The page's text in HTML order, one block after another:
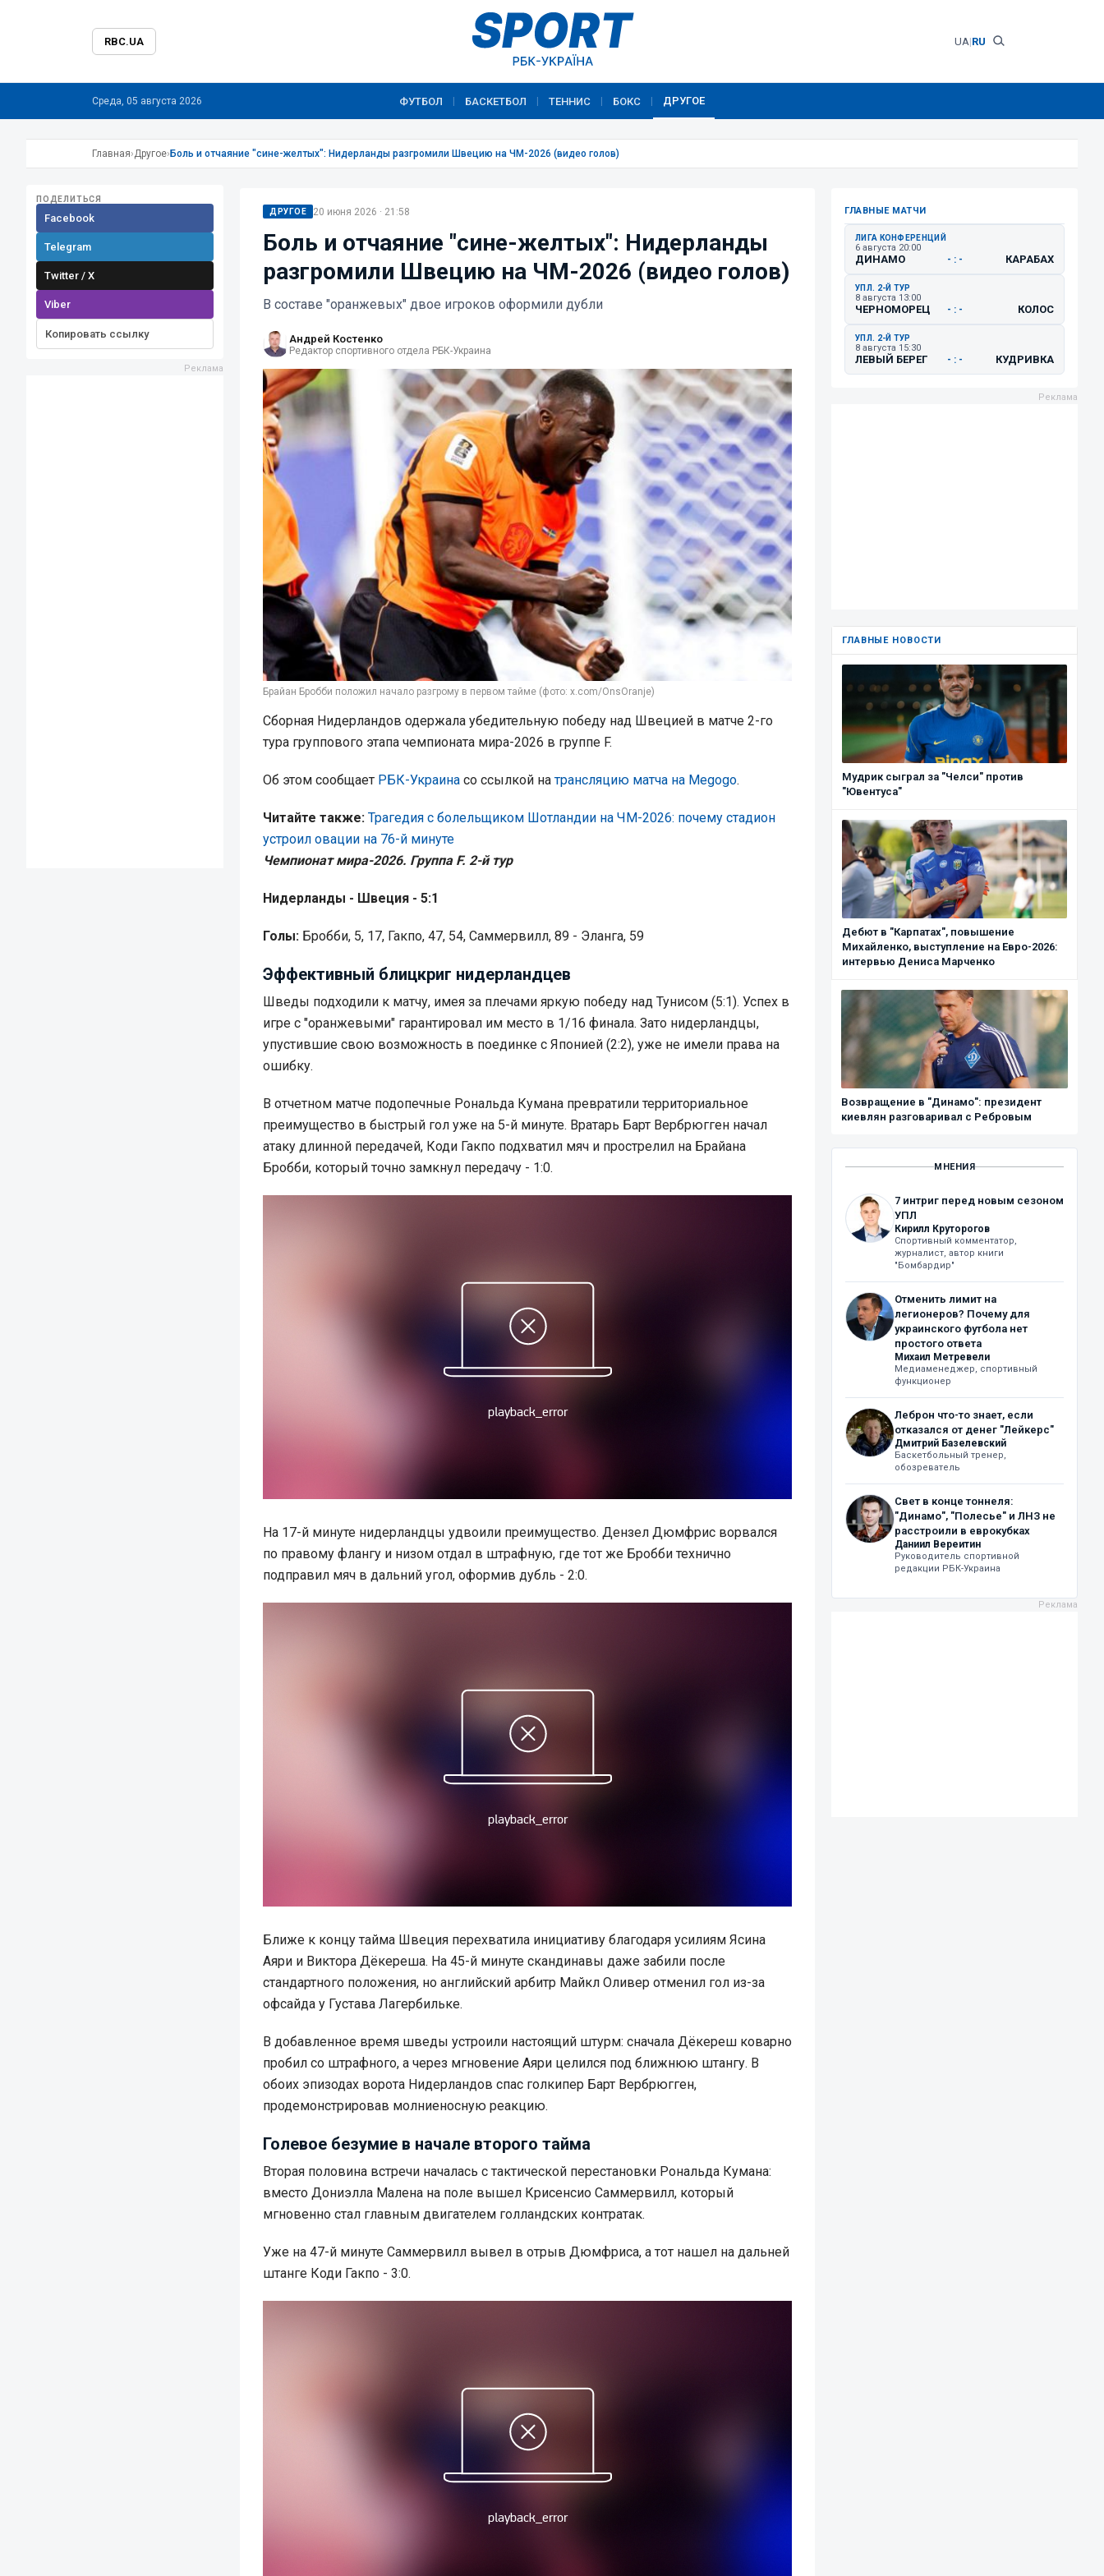
RBC.UA UA|RU
Среда, 05 августа 2026 ФУТБОЛ БАСКЕТБОЛ ТЕННИС БОКС ДРУГОЕ
Главная›Другое› Боль и отчаяние "сине-желтых": Нидерланды разгромили Швецию на ЧМ-2026 (видео голов)
ПОДЕЛИТЬСЯ
Facebook
Telegram
Twitter / X
Viber
Копировать ссылку
ДРУГОЕ 20 июня 2026 · 21:58
Боль и отчаяние "сине-желтых": Нидерланды
разгромили Швецию на ЧМ-2026 (видео голов)
В составе "оранжевых" двое игроков оформили дубли
Андрей Костенко
Редактор спортивного отдела РБК-Украина
Брайан Бробби положил начало разгрому в первом тайме (фото: x.com/OnsOranje)
Сборная Нидерландов одержала убедительную победу над Швецией в матче 2-го
тура группового этапа чемпионата мира-2026 в группе F.
Об этом сообщает РБК-Украина со ссылкой натрансляцию матча на Megogo.
Читайте также: Трагедия с болельщиком Шотландии на ЧМ-2026: почему стадион
устроил овации на 76-й минуте
Чемпионат мира-2026. Группа F. 2-й тур
Нидерланды - Швеция - 5:1
Голы: Бробби, 5, 17, Гакпо, 47, 54, Саммервилл, 89 - Эланга, 59
Эффективный блицкриг нидерландцев
Шведы подходили к матчу, имея за плечами яркую победу над Тунисом (5:1). Успех в
игре с "оранжевыми" гарантировал им место в 1/16 финала. Зато нидерландцы,
упустившие свою возможность в поединке с Японией (2:2), уже не имели права на
ошибку.
В отчетном матче подопечные Рональда Кумана превратили территориальное
преимущество в быстрый гол уже на 5-й минуте. Вратарь Барт Вербрюгген начал
атаку длинной передачей, Коди Гакпо подхватил мяч и прострелил на Брайана
Бробби, который точно замкнул передачу - 1:0.
На 17-й минуте нидерландцы удвоили преимущество. Дензел Дюмфрис ворвался
по правому флангу и низом отдал в штрафную, где тот же Бробби технично
подправил мяч в дальний угол, оформив дубль - 2:0.
Ближе к концу тайма Швеция перехватила инициативу благодаря усилиям Ясина
Аяри и Виктора Дёкереша. На 45-й минуте скандинавы даже забили после
стандартного положения, но английский арбитр Майкл Оливер отменил гол из-за
офсайда у Густава Лагербильке.
В добавленное время шведы устроили настоящий штурм: сначала Дёкереш коварно
пробил со штрафного, а через мгновение Аяри целился под ближнюю штангу. В
обоих эпизодах ворота Нидерландов спас голкипер Барт Вербрюгген,
продемонстрировав молниеносную реакцию.
Голевое безумие в начале второго тайма
Вторая половина встречи началась с тактической перестановки Рональда Кумана:
вместо Дониэлла Малена на поле вышел Крисенсио Саммервилл, который
мгновенно стал главным двигателем голландских контратак.
Уже на 47-й минуте Саммервилл вывел в отрыв Дюмфриса, а тот нашел на дальней
штанге Коди Гакпо - 3:0.
ГЛАВНЫЕ МАТЧИ
ЛИГА КОНФЕРЕНЦИЙ
6 августа 20:00
ДИНАМО - : - КАРАБАХ
УПЛ. 2-Й ТУР
8 августа 13:00
ЧЕРНОМОРЕЦ - : - КОЛОС
УПЛ. 2-Й ТУР
8 августа 15:30
ЛЕВЫЙ БЕРЕГ - : - КУДРИВКА
ГЛАВНЫЕ НОВОСТИ
Мудрик сыграл за "Челси" против
"Ювентуса"
Дебют в "Карпатах", повышение
Михайленко, выступление на Евро-2026:
интервью Дениса Марченко
Возвращение в "Динамо": президент
киевлян разговаривал с Ребровым
МНЕНИЯ
7 интриг перед новым сезоном
УПЛ
Кирилл Круторогов
Спортивный комментатор,
журналист, автор книги
"Бомбардир"
Отменить лимит на
легионеров? Почему для
украинского футбола нет
простого ответа
Михаил Метревели
Медиаменеджер, спортивный
функционер
Леброн что-то знает, если
отказался от денег "Лейкерс"
Дмитрий Базелевский
Баскетбольный тренер,
обозреватель
Свет в конце тоннеля:
"Динамо", "Полесье" и ЛНЗ не
расстроили в еврокубках
Даниил Вереитин
Руководитель спортивной
редакции РБК-Украина